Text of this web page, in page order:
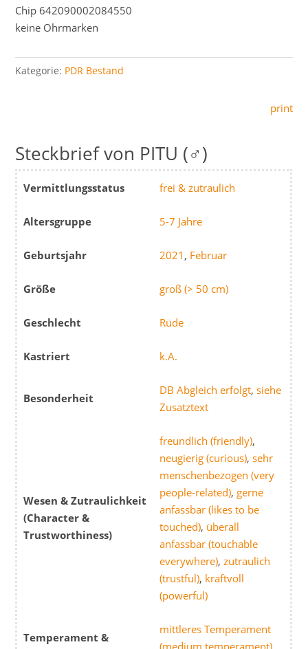
Chip 642090002084550
keine Ohrmarken
Kategorie: PDR Bestand
print
PITU (♂)
Vermittlungsstatus frei & zutraulich
Altersgruppe 5-7 Jahre
Geburtsjahr 2021 , Februar
Größe groß (> 50 cm)
Geschlecht Rüde
Kastriert k.A.
Besonderheit
DB Abgleich erfolgt,siehe
Zusatztext
Wesen & Zutraulichkeit
(Character &
Trustworthiness)
freundlich (friendly),
neugierig (curious),sehr
menschenbezogen (very
people-related), gerne
anfassbar (likes to be
touched), überall
anfassbar (touchable
everywhere),zutraulich
(trustful), kraftvoll
(powerful)
Temperament &
mittleres Temperament
(medium temperament)